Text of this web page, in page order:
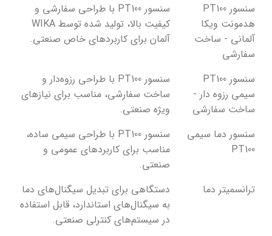
سنسور PT100
هدمونت ویکا
آلمانی - ساخت
سفارشی
سنسور PT100 با طراحی سفارشی و
کیفیت بالا، تولید شده توسط WIKA
آلمان برای کاربردهای خاص صنعتی.
سنسور PT100
سیمی رزوه دار -
ساخت سفارشی
سنسور PT100 با طراحی رزوه‌دار و
ساخت سفارشی، مناسب برای نیازهای
ویژه صنعتی.
سنسور دما سیمی
PT100
سنسور PT100 با طراحی سیمی ساده،
مناسب برای کاربردهای عمومی و
صنعتی.
ترانسمیتر دما
دستگاهی برای تبدیل سیگنال‌های دما
به سیگنال‌های استاندارد، قابل استفاده
در سیستم‌های کنترلی صنعتی.